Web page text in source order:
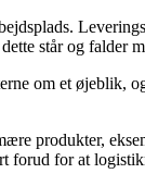
står og falder
om et øjeblik,
produkter,
forud for at